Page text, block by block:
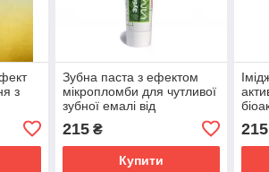
з
Зубна паста з ефектом
мікропломби для чутливої
зубної емалі від
Лабораторія"
215₴
Купити
215